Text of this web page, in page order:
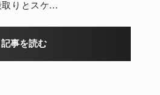
りとスケ...
記事を読む